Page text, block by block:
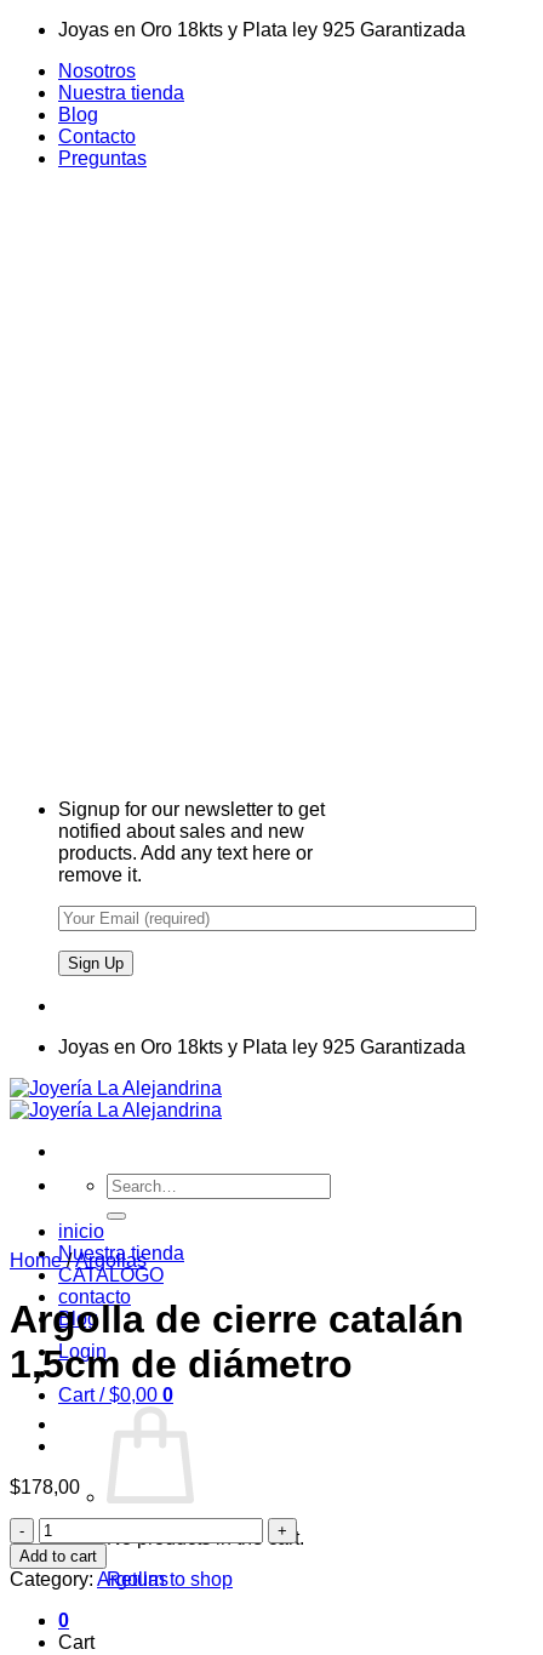
Skip
content
Joyas en Oro 18kts y Plata ley 925 Garantizada
Nosotros
Nuestra tienda
Blog
Contacto
Preguntas
Signup for our newsletter to get
notified about sales and new
products. Add any text here or
remove it.
Joyas en Oro 18kts y Plata ley 925 Garantizada
Search
for:
inicio
Nuestra tienda
CATALOGO
contacto
Blog
Login
Cart /$0,00 0
No products in the cart.
Return to shop
0
Cart
Home /Argollas
Argolla de cierre catalán
1,5cm de diámetro
$178,00
Argolla
de
cierre
catalán
1,5cm
de
Add to cart
Category: Argollas